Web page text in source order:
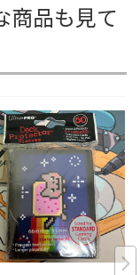
商品も見て